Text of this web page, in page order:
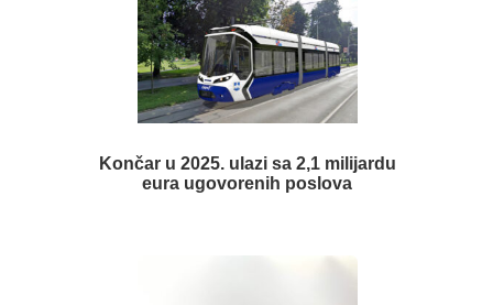
Končar u 2025. ulazi sa 2,1 milijardu
eura ugovorenih poslova